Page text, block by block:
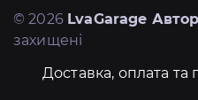
© 2026 LvaGarage
захищені
Доставка, оплата